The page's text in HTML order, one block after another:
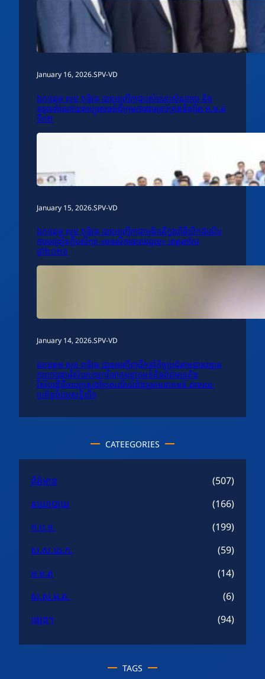
January 16, 2026.SPV-VD
ឯកឧត្តម សុខ ពុទ្ធិវុធ បានអញ្ជើញជួបសំណេះសំណាល និង
ទទួលអំណោយសប្បុរសធម៌ពីក្រុមការងារគ្រប់គ្រងនិស្សិត អ.ម.ត
ទី១២
January 15, 2026.SPV-VD
ឯកឧត្តម សុខ ពុទ្ធិវុធ បានអញ្ជើញជាអធិបតីក្នុងពិធីបើកដំណើរ
ការបង្រៀនក្លឹបសិក្សា «មនសិការពលរដ្ឋល្អ» ខេត្តតាកែវ
ឆ្នាំ២០២៦
January 14, 2026.SPV-VD
ឯកឧត្តម សុខ ពុទ្ធិវុធ បានអញ្ជើញដឹកនាំកិច្ចប្រជុំតាមដានវឌ្ឍន
ភាពការងារវិស័យបច្ចេកវិទ្យាគមនាគមន៍និងព័ត៌មាននិង
វិស័យឌីជីថលក្រសួងប្រៃសណីយ៍និងទូរគមនាគមន៍ តាមរយៈ
ប្រព័ន្ធវីដេអូសន្និសីទ
CATEEGORIES
ព័ត៌មាន
(507)
នយោបាយ
(166)
ក.ប.ទ.
(199)
ស.ស.យ.ក.
(59)
អ.ម.ត
(14)
ស.ស.អ.ត.
(6)
ផ្សេងៗ
(94)
TAGS